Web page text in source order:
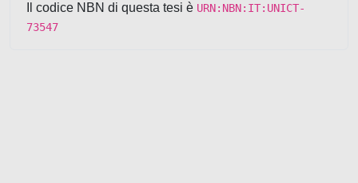
Il codice NBN di questa tesi è URN:NBN:IT:UNICT-
73547